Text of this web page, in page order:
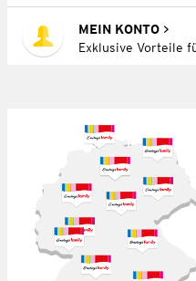
MEIN KONTO
Exklusive Vorteile